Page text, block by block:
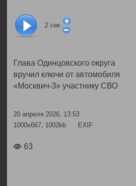
2 сек.
Глава Одинцовского округа
вручил ключи от автомобиля
«Москвич-3» участнику СВО
20 апреля 2026, 13:53
1000x667, 1002kb
EXIF
63